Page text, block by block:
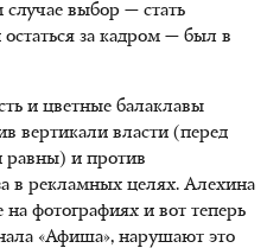
выбор — стать
за кадром — был в
и цветные балаклавы
вертикали власти (перед
равны) и против
в рекламных целях. Алехина
фотографиях и вот теперь
«Афиша», нарушают это